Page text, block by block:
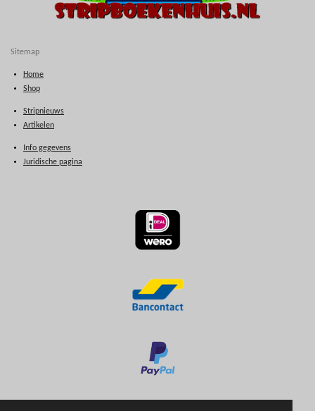
Sitemap
Home
Shop
Stripnieuws
Artikelen
Info gegevens
Juridische pagina